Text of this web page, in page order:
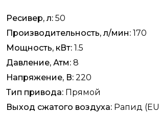
Ресивер, л: 50
Производительность, л/мин: 170
Мощность, кВт: 1.5
Давление, Атм: 8
Напряжение, В: 220
Тип привода: Прямой
Выход сжатого воздуха: Рапид